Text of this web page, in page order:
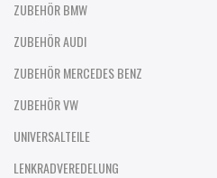
ZUBEHÖR BMW
ZUBEHÖR AUDI
ZUBEHÖR MERCEDES BENZ
ZUBEHÖR VW
UNIVERSALTEILE
LENKRADVEREDELUNG